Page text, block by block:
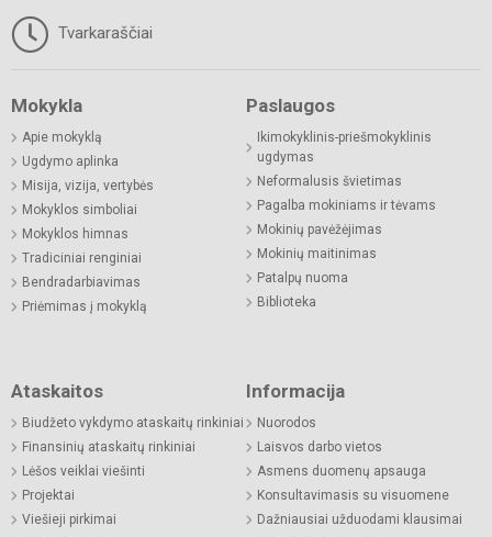
Tvarkaraščiai
Mokykla
Apie mokyklą
Ugdymo aplinka
Misija, vizija, vertybės
Mokyklos simboliai
Mokyklos himnas
Tradiciniai renginiai
Bendradarbiavimas
Priėmimas į mokyklą
Paslaugos
Ikimokyklinis-priešmokyklinis
ugdymas
Neformalusis švietimas
Pagalba mokiniams ir tėvams
Mokinių pavėžėjimas
Mokinių maitinimas
Patalpų nuoma
Biblioteka
Ataskaitos
Biudžeto vykdymo ataskaitų rinkiniai
Finansinių ataskaitų rinkiniai
Lėšos veiklai viešinti
Projektai
Viešieji pirkimai
Informacija
Nuorodos
Laisvos darbo vietos
Asmens duomenų apsauga
Konsultavimasis su visuomene
Dažniausiai užduodami klausimai